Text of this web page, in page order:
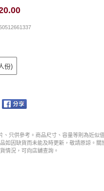
份)
、只供參考。商品尺寸、容量等則為近似
如因缺貨而未能及時更新，敬請原諒。
情況，可向店舖查詢。